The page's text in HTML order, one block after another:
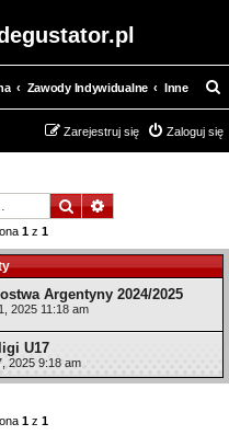
Zawody Indywidualne Inne
z
u
Zaloguj się
Zarejestruj się
SzukajWyszukiwanie
1z 1
Argentyny 2024/2025
2025 11:18 am
U17
2025 9:18 am
1z 1